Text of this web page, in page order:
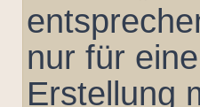
nur für
Erstellung